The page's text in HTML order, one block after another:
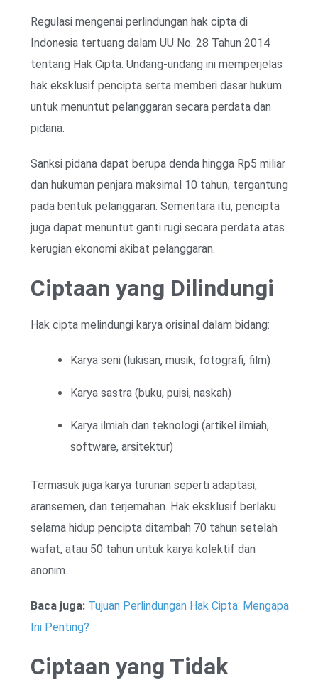
Regulasi mengenai perlindungan hak cipta di
Indonesia tertuang dalam UU No. 28 Tahun 2014
tentang Hak Cipta. Undang-undang ini memperjelas
hak eksklusif pencipta serta memberi dasar hukum
untuk menuntut pelanggaran secara perdata dan
pidana.
Sanksi pidana dapat berupa denda hingga Rp5 miliar
dan hukuman penjara maksimal 10 tahun, tergantung
pada bentuk pelanggaran. Sementara itu, pencipta
juga dapat menuntut ganti rugi secara perdata atas
kerugian ekonomi akibat pelanggaran.
Ciptaan yang Dilindungi
Hak cipta melindungi karya orisinal dalam bidang:
Karya seni (lukisan, musik, fotografi, film)
Karya sastra (buku, puisi, naskah)
Karya ilmiah dan teknologi (artikel ilmiah,
software, arsitektur)
Termasuk juga karya turunan seperti adaptasi,
aransemen, dan terjemahan. Hak eksklusif berlaku
selama hidup pencipta ditambah 70 tahun setelah
wafat, atau 50 tahun untuk karya kolektif dan
anonim.
Baca juga: Tujuan Perlindungan Hak Cipta: Mengapa
Ini Penting?
Ciptaan yang Tidak